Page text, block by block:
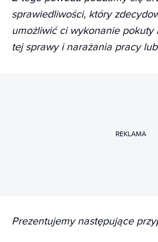
sprawiedliwości, który
umożliwić ci wykonanie pokuty
tej sprawy i narażania pracy
REKLAMA
Prezentujemy następujące